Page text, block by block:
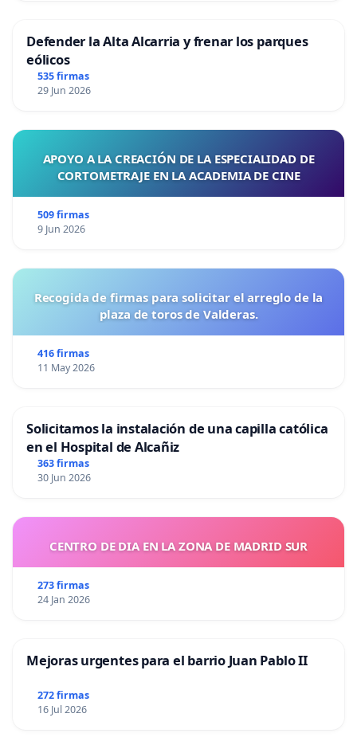
Defender la Alta Alcarria y frenar los parques
eólicos
535 firmas
29 Jun 2026
APOYO A LA CREACIÓN DE LA ESPECIALIDAD DE
CORTOMETRAJE EN LA ACADEMIA DE CINE
509 firmas
9 Jun 2026
Recogida de firmas para solicitar el arreglo de la
plaza de toros de Valderas.
416 firmas
11 May 2026
Solicitamos la instalación de una capilla católica
en el Hospital de Alcañiz
363 firmas
30 Jun 2026
CENTRO DE DIA EN LA ZONA DE MADRID SUR
273 firmas
24 Jan 2026
Mejoras urgentes para el barrio Juan Pablo II
272 firmas
16 Jul 2026